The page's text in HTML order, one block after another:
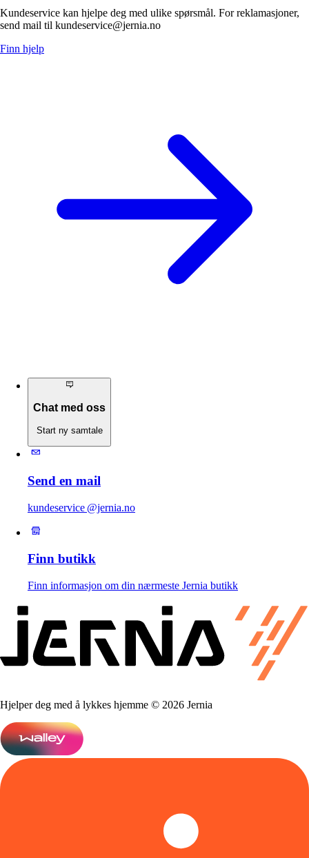
Kundeservice kan hjelpe deg med ulike spørsmål. For reklamasjoner,
send mail til kundeservice@jernia.no
Finn hjelp
Chat med oss
Start ny samtale
Send en mail
kundeservice @jernia.no
Finn butikk
Finn informasjon om din nærmeste Jernia butikk
Hjelper deg med å lykkes hjemme © 2026 Jernia